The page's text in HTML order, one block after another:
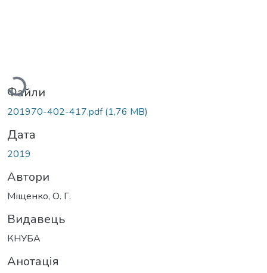
Вантажиться...
Файли
201970-402-417.pdf(1,76 MB)
Дата
2019
Автори
Міщенко, О. Г.
Видавець
КНУБА
Анотація